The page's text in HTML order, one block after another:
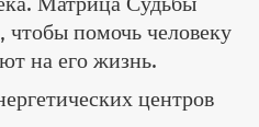
Матрица Судьбы
чтобы помочь человеку
на его жизнь.
центров